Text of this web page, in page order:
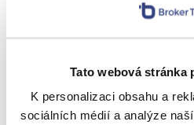
Tato webová stránka
K personalizaci obsahu a
sociálních médií a analýze
spoření, jak se řeší
budoucnost stavebního
Před časem jsme na
workshop s Jirkou
Poradci se zajímají jak o